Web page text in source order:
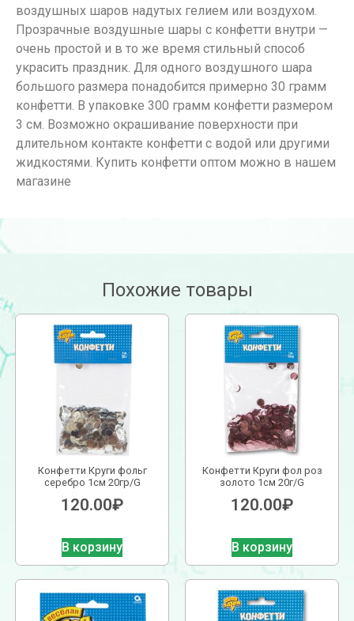
воздушных шаров надутых гелием или воздухом.
Прозрачные воздушные шары с конфетти внутри —
очень простой и в то же время стильный способ
украсить праздник. Для одного воздушного шара
большого размера понадобится примерно 30 грамм
конфетти. В упаковке 300 грамм конфетти размером
3 см. Возможно окрашивание поверхности при
длительном контакте конфетти с водой или другими
жидкостями. Купить конфетти оптом можно в нашем
магазине
Похожие товары
Конфетти Круги фольг
серебро 1см 20гр/G
120.00₽
В корзину
Конфетти Круги фол роз
золото 1см 20г/G
120.00₽
В корзину